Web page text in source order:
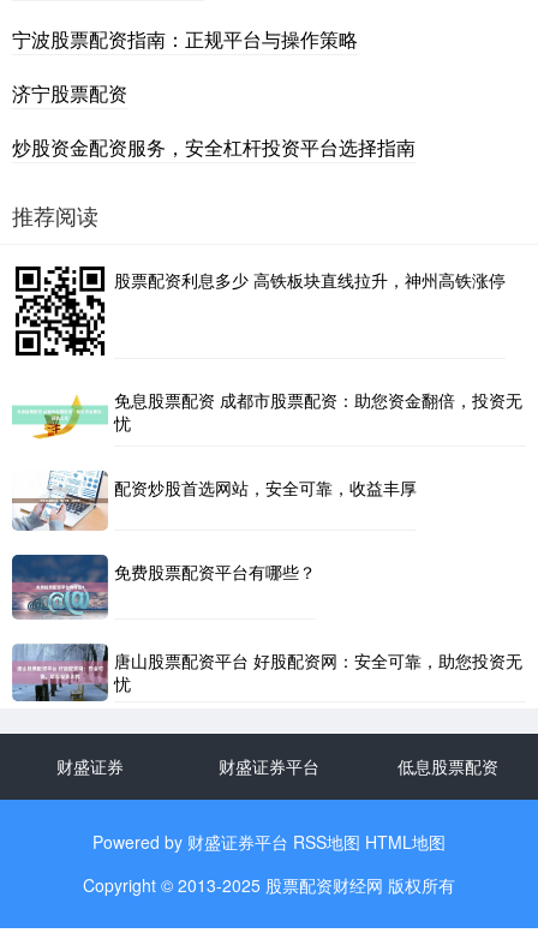
宁波股票配资指南：正规平台与操作策略
济宁股票配资
炒股资金配资服务，安全杠杆投资平台选择指南
推荐阅读
股票配资利息多少 高铁板块直线拉升，神州高铁涨停
免息股票配资 成都市股票配资：助您资金翻倍，投资无
忧
配资炒股首选网站，安全可靠，收益丰厚
免费股票配资平台有哪些？
唐山股票配资平台 好股配资网：安全可靠，助您投资无
忧
财盛证券 财盛证券平台 低息股票配资
Powered by 财盛证券平台 RSS地图 HTML地图
Copyright © 2013-2025 股票配资财经网 版权所有